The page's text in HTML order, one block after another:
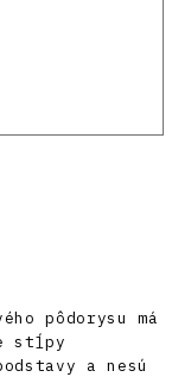
pôdorysu má
stĺpy
a nesú